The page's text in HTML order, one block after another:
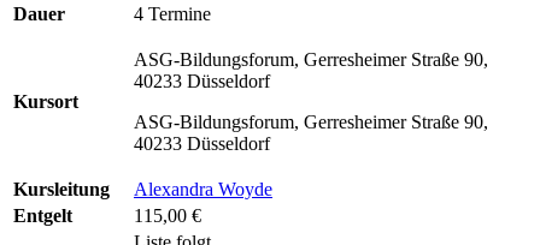
Dauer
4 Termine
Kursort
ASG-Bildungsforum, Gerresheimer Straße 90,
40233 Düsseldorf
ASG-Bildungsforum, Gerresheimer Straße 90,
40233 Düsseldorf
Kursleitung
Alexandra Woyde
Entgelt
115,00 €